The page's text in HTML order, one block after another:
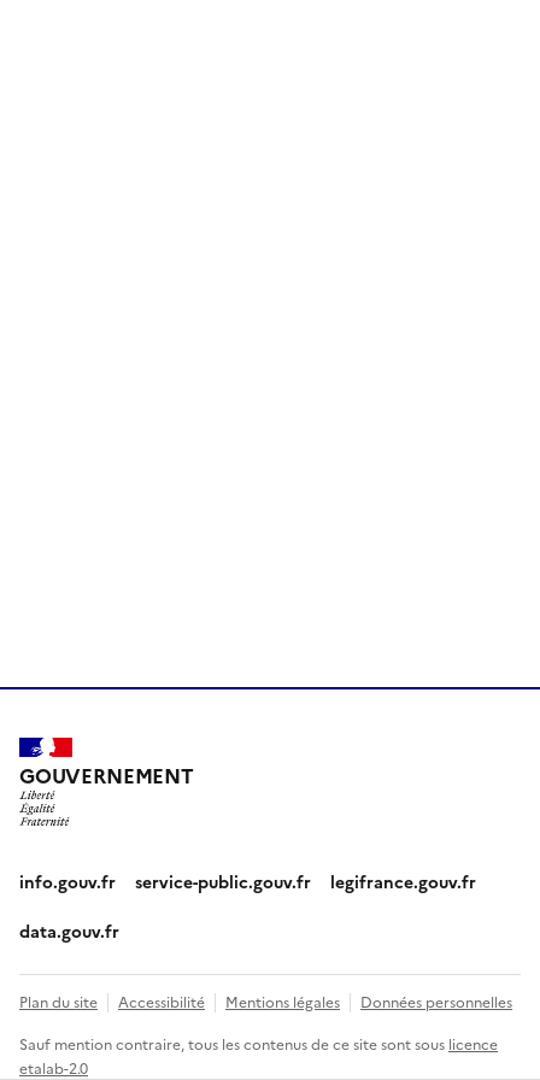
GOUVERNEMENT
info.gouv.fr service-public.gouv.fr legifrance.gouv.fr
data.gouv.fr
Plan du site Accessibilité Mentions légales Données personnelles
Sauf mention contraire, tous les contenus de ce site sont sous licence
etalab-2.0